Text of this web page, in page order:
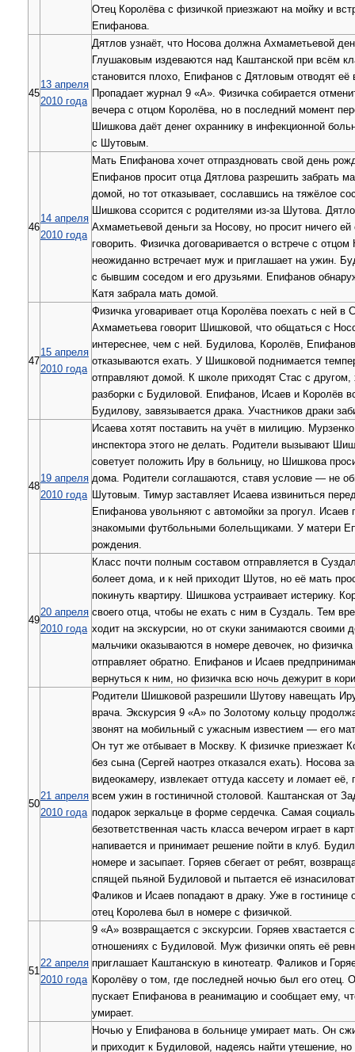
Отец Королёва с физичкой приезжают на мойку и
Епифанова.
45
13 апреля
2010 года
Дятлов узнаёт, что Носова должна Ахмаметьевой
Глушаковым издеваются над Каштанской при всём
становится плохо, Епифанов с Дятловым отводят её
Пропадает журнал 9 «А». Физичка собирается
вечера с отцом Королёва, но в последний момент
Шишкова даёт денег охраннику в инфекционной
с Шутовым.
46
14 апреля
2010 года
Мать Епифанова хочет отпраздновать свой день
Епифанов просит отца Дятлова разрешить забрать
домой, но тот отказывает, сославшись на тяжёлое
Шишкова ссорится с родителями из-за Шутова.
Ахмаметьевой деньги за Носову, но просит ничего ей
говорить. Физичка договаривается о встрече с
неожиданно встречает муж и приглашает на ужин.
c бывшим соседом и его друзьями. Епифанов
Катя забрала мать домой.
47
15 апреля
2010 года
Физичка уговаривает отца Королёва поехать с ней в
Ахмаметьева говорит Шишковой, что общаться с
интереснее, чем с ней. Будилова, Королёв,
отказываются ехать. У Шишковой поднимается
отправляют домой. К школе приходят Стас с другом,
разборки с Будиловой. Епифанов, Исаев и Королёв
Будилову, завязывается драка. Участников драки
48
19 апреля
2010 года
Исаева хотят поставить на учёт в милицию.
инспектора этого не делать. Родители вызывают
советует положить Иру в больницу, но Шишкова
дома. Родители соглашаются, ставя условие — не
Шутовым. Тимур заставляет Исаева извиниться
Епифанова увольняют с автомойки за прогул. Исаев
знакомыми футбольными болельщиками. У матери
рождения.
49
20 апреля
2010 года
Класс почти полным составом отправляется в
болеет дома, и к ней приходит Шутов, но её мать
покинуть квартиру. Шишкова устраивает истерику.
своего отца, чтобы не ехать с ним в Суздаль. Тем
ходит на экскурсии, но от скуки занимаются своими
мальчики оказываются в номере девочек, но
отправляет обратно. Епифанов и Исаев
вернуться к ним, но физичка всю ночь дежурит в
50
21 апреля
2010 года
Родители Шишковой разрешили Шутову навещать
врача. Экскурсия 9 «А» по Золотому кольцу
звонят на мобильный с ужасным известием — его
Он тут же отбывает в Москву. К физичке приезжает
без сына (Сергей наотрез отказался ехать). Носова
видеокамеру, извлекает оттуда кассету и ломает её,
всем ужин в гостиничной столовой. Каштанская от
подарок зеркальце в форме сердечка. Самая
безответственная часть класса вечером играет в
напивается и принимает решение пойти в клуб.
номере и засыпает. Горяев сбегает от ребят,
спящей пьяной Будиловой и пытается её
Фаликов и Исаев попадают в драку. Уже в гостинице
отец Королева был в номере с физичкой.
51
22 апреля
2010 года
9 «А» возвращается с экскурсии. Горяев хвастается
отношениях с Будиловой. Муж физички опять её
приглашает Каштанскую в кинотеатр. Фаликов и
Королёву о том, где последней ночью был его отец.
пускает Епифанова в реанимацию и сообщает ему,
умирает.
Ночью у Епифанова в больнице умирает мать. Он
и приходит к Будиловой, надеясь найти утешение, но